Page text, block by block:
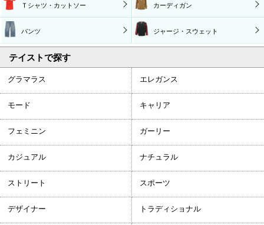
Ｔシャツ・カットソー カーディガン
パンツ ジャージ・スウェット
テイストで探す
グラマラス エレガンス
モード キャリア
フェミニン ガーリー
カジュアル ナチュラル
ストリート スポーツ
デザイナー トラディショナル